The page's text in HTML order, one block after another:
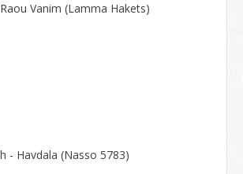
Vanim (Lamma Hakets)
- Havdala (Nasso 5783)